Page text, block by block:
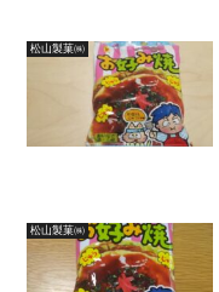
松山製菓㈱
松山製菓㈱